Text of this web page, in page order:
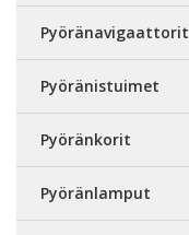
Pyöränavigaattorit
Pyöränistuimet
Pyöränkorit
Pyöränlamput